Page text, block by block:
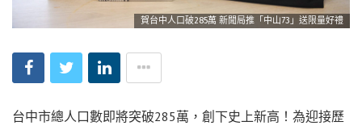
賀台中人口破285萬 新聞局推「中山73」送限量好禮
台中市總人口數即將突破285萬，創下史上新高！為迎接歷